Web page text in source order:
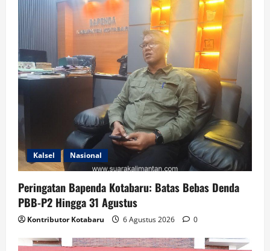
Kalsel Nasional
Peringatan Bapenda Kotabaru: Batas Bebas Denda
PBB-P2 Hingga 31 Agustus
Kontributor Kotabaru 6 Agustus 2026 0